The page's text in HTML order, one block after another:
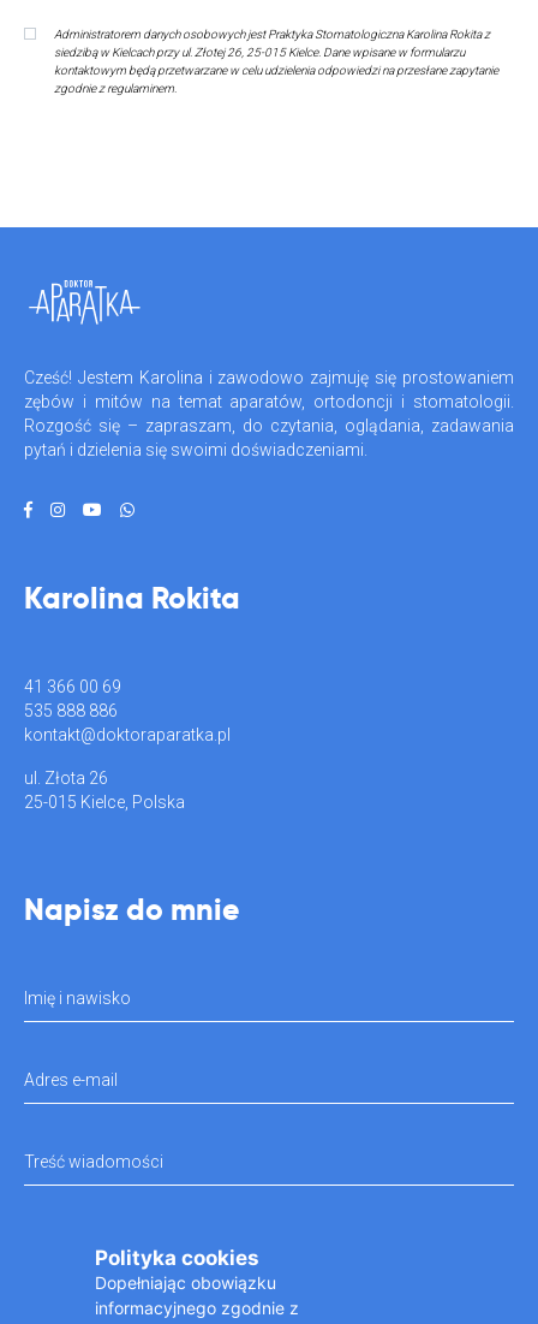
Administratorem danych osobowych jest Praktyka Stomatologiczna Karolina Rokita z
siedzibą w Kielcach przy ul. Złotej 26, 25-015 Kielce. Dane wpisane w formularzu
kontaktowym będą przetwarzane w celu udzielenia odpowiedzi na przesłane zapytanie
zgodnie z regulaminem.
Cześć! Jestem Karolina i zawodowo zajmuję się prostowaniem
zębów i mitów na temat aparatów, ortodoncji i stomatologii.
Rozgość się – zapraszam, do czytania, oglądania, zadawania
pytań i dzielenia się swoimi doświadczeniami.
Karolina Rokita
41 366 00 69
535 888 886
kontakt@doktoraparatka.pl
ul. Złota 26
25-015 Kielce, Polska
Napisz do mnie
Imię i nawisko
Adres e-mail
Treść wiadomości
Administratorem danych osobowych jest Praktyka Stomatologiczna Karolina Rokita z
siedzibą w Kielcach przy ul. Złotej 26, 25-015 Kielce. Dane wpisane w formularzu
kontaktowym będą przetwa- rzane w celu udzielenia odpowiedzi na przesłane zapyta- nie
zgodnie z regulaminem.
Polityka cookies
Dopełniając obowiązku
informacyjnego zgodnie z